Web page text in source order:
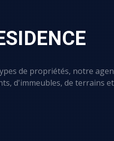
de propriétés, notre
d'immeubles, de terrains